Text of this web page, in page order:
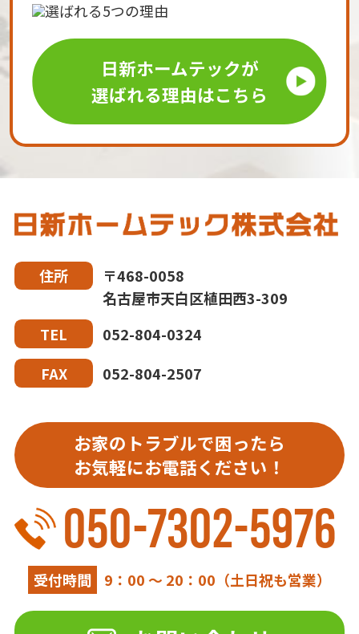
日新ホームテックが
選ばれる理由はこちら
住所
〒468-0058
名古屋市天白区植田西3-309
TEL
052-804-0324
FAX
052-804-2507
お家のトラブルで困ったら
お気軽にお電話ください！
050-7302-5976
受付時間 9：00 ～ 20：00（土日祝も営業）